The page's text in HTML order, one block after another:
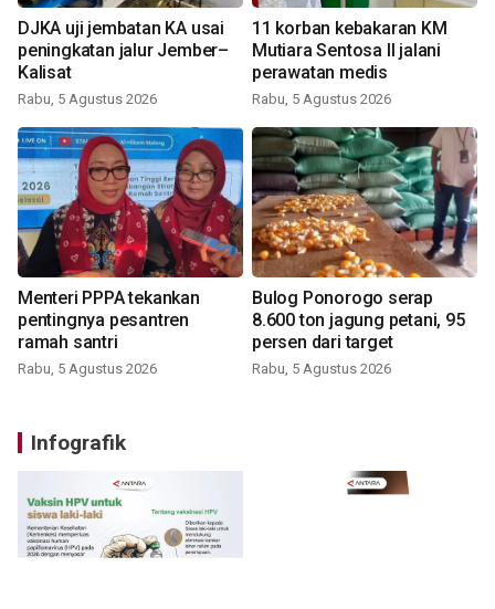
DJKA uji jembatan KA usai
peningkatan jalur Jember–
Kalisat
Rabu, 5 Agustus 2026
11 korban kebakaran KM
Mutiara Sentosa II jalani
perawatan medis
Rabu, 5 Agustus 2026
Menteri PPPA tekankan
pentingnya pesantren
ramah santri
Rabu, 5 Agustus 2026
Bulog Ponorogo serap
8.600 ton jagung petani, 95
persen dari target
Rabu, 5 Agustus 2026
Infografik